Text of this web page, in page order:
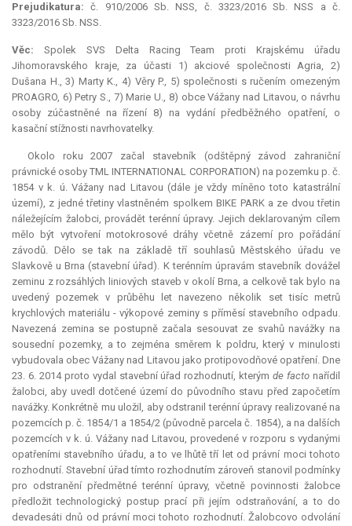
Prejudikatura: č. 910/2006 Sb. NSS, č. 3323/2016 Sb. NSS a č.
3323/2016 Sb. NSS.
Věc: Spolek SVS Delta Racing Team proti Krajskému úřadu
Jihomoravského kraje, za účasti 1) akciové společnosti Agria, 2)
Dušana H., 3) Marty K., 4) Věry P., 5) společnosti s ručením omezeným
PROAGRO, 6) Petry S., 7) Marie U., 8) obce Vážany nad Litavou, o návrhu
osoby zúčastněné na řízení 8) na vydání předběžného opatření, o
kasační stížnosti navrhovatelky.
Okolo roku 2007 začal stavebník (odštěpný závod zahraniční
právnické osoby TML INTERNATIONAL CORPORATION) na pozemku p. č.
1854 v k. ú. Vážany nad Litavou (dále je vždy míněno toto katastrální
území), z jedné třetiny vlastněném spolkem BIKE PARK a ze dvou třetin
náležejícím žalobci, provádět terénní úpravy. Jejich deklarovaným cílem
mělo být vytvoření motokrosové dráhy včetně zázemí pro pořádání
závodů. Dělo se tak na základě tří souhlasů Městského úřadu ve
Slavkově u Brna (stavební úřad). K terénním úpravám stavebník dovážel
zeminu z rozsáhlých liniových staveb v okolí Brna, a celkově tak bylo na
uvedený pozemek v průběhu let navezeno několik set tisíc metrů
krychlových materiálu - výkopové zeminy s příměsí stavebního odpadu.
Navezená zemina se postupně začala sesouvat ze svahů navážky na
sousední pozemky, a to zejména směrem k poldru, který v minulosti
vybudovala obec Vážany nad Litavou jako protipovodňové opatření. Dne
23. 6. 2014 proto vydal stavební úřad rozhodnutí, kterýmde facto nařídil
žalobci, aby uvedl dotčené území do původního stavu před započetím
navážky. Konkrétně mu uložil, aby odstranil terénní úpravy realizované na
pozemcích p. č. 1854/1 a 1854/2 (původně parcela č. 1854), a na dalších
pozemcích v k. ú. Vážany nad Litavou, provedené v rozporu s vydanými
opatřeními stavebního úřadu, a to ve lhůtě tří let od právní moci tohoto
rozhodnutí. Stavební úřad tímto rozhodnutím zároveň stanovil podmínky
pro odstranění předmětné terénní úpravy, včetně povinnosti žalobce
předložit technologický postup prací při jejím odstraňování, a to do
devadesáti dnů od právní moci tohoto rozhodnutí. Žalobcovo odvolání